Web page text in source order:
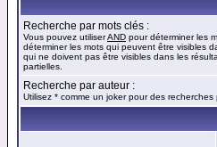
Recherche par mots clés :
Vous pouvez utiliserAND pour déterminer les
déterminer les mots qui peuvent être visibles
qui ne doivent pas être visibles dans les
partielles.
Recherche par auteur :
Utilisez * comme un joker pour des recherches